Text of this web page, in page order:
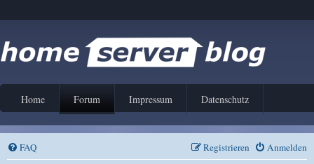
Home Forum Impressum Datenschutz
FAQ Anmelden
Registrieren